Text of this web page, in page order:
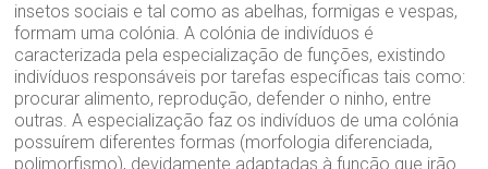
insetos sociais e tal como as abelhas, formigas e vespas,
formam uma colónia. A colónia de indivíduos é
caracterizada pela especialização de funções, existindo
indivíduos responsáveis por tarefas específicas tais como:
procurar alimento, reprodução, defender o ninho, entre
outras. A especialização faz os indivíduos de uma colónia
possuírem diferentes formas (morfologia diferenciada,
polimorfismo), devidamente adaptadas à função que irão